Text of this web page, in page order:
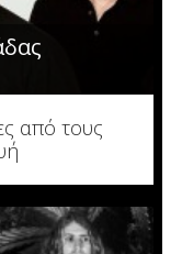
από τους